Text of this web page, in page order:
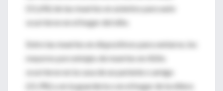
(51,6%) de las muertes en asientos para auto
ocurrieron en el hogar del niño.
Entre las muertes en dispositivos para sentarse, los
mayores porcentajes de muertes en ASAs
ocurrieron en la casa de un pariente o amigo
(21,9%) y en la guardería o en el hogar de la niñera